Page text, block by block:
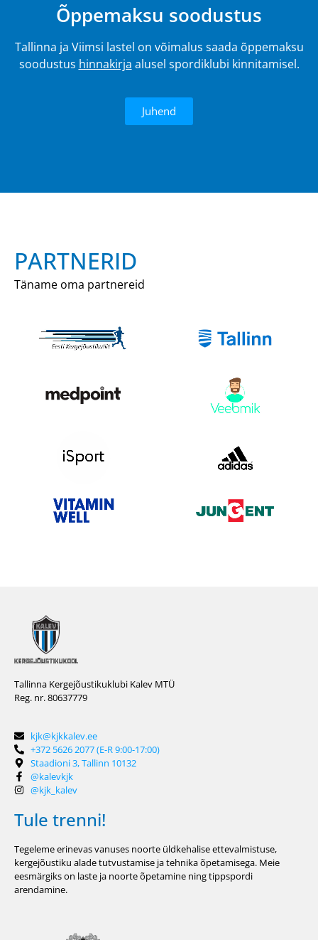
Õppemaksu soodustus
Tallinna ja Viimsi lastel on võimalus saada õppemaksu
soodustus hinnakirja alusel spordiklubi kinnitamisel.
Juhend
PARTNERID
Täname oma partnereid
Tallinna Kergejõustikuklubi Kalev MTÜ
Reg. nr. 80637779
kjk@kjkkalev.ee
+372 5626 2077 (E-R 9:00-17:00)
Staadioni 3, Tallinn 10132
@kalevkjk
@kjk_kalev
Tule trenni!
Tegeleme erinevas vanuses noorte üldkehalise ettevalmistuse,
kergejõustiku alade tutvustamise ja tehnika õpetamisega. Meie
eesmärgiks on laste ja noorte õpetamine ning tippspordi
arendamine.